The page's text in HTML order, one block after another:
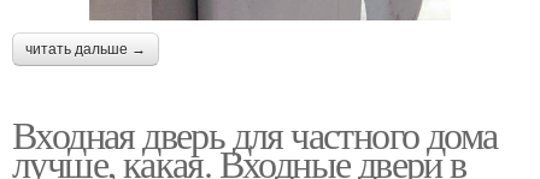
читать дальше →
Входная дверь для частного дома
лучше, какая. Входные двери в